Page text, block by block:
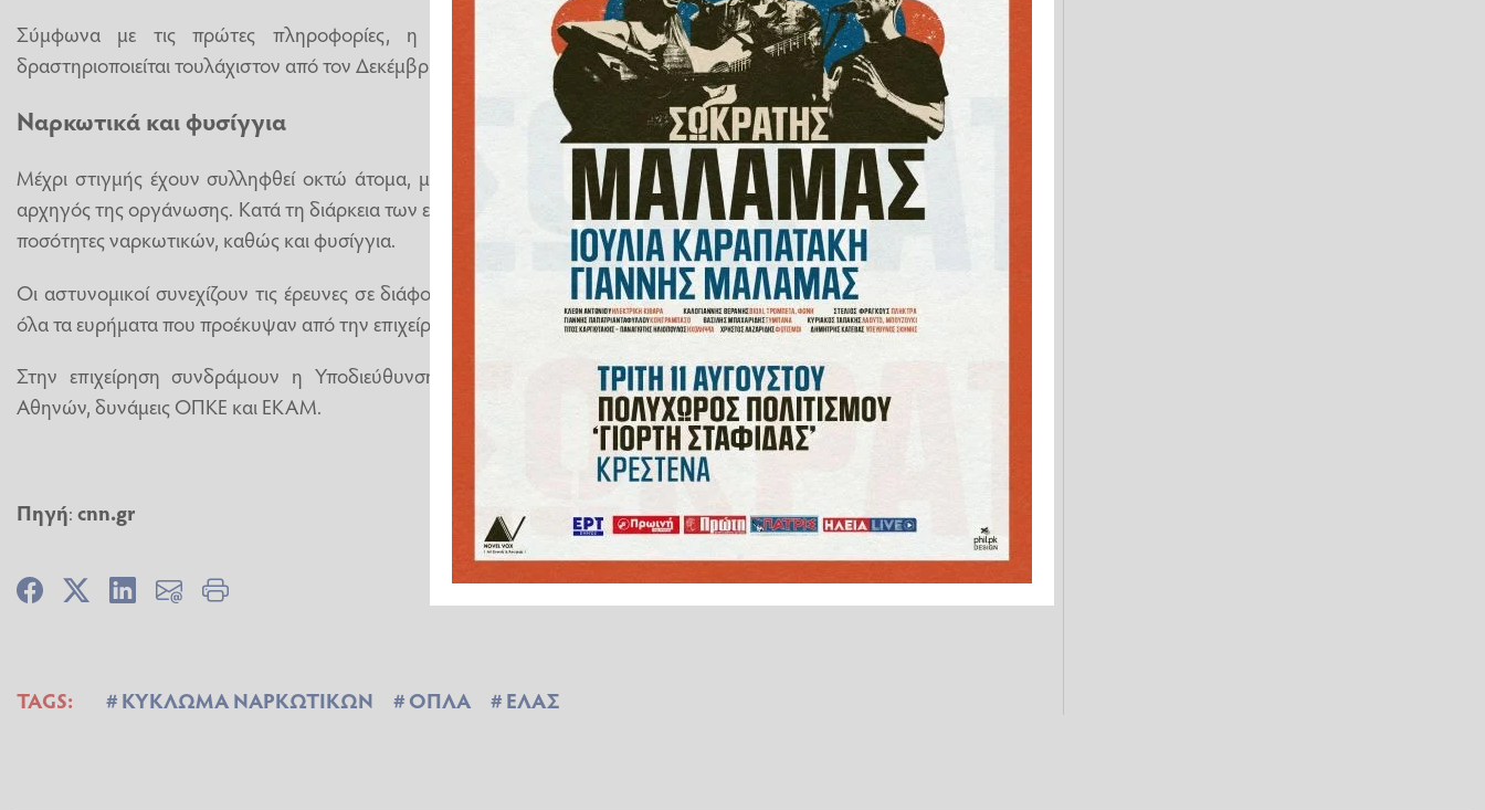
Σύμφωνα με τις πρώτες πληροφορίες, η εγκληματική οργάνωση φέρεται να
δραστηριοποιείται τουλάχιστον από τον Δεκέμβριο του 2025, σύμφωνα με την ΕΡΤ.
Ναρκωτικά και φυσίγγια
Μέχρι στιγμής έχουν συλληφθεί οκτώ άτομα, μεταξύ των οποίων και ο φερόμενος ως
αρχηγός της οργάνωσης. Κατά τη διάρκεια των ερευνών έχουν εντοπιστεί και κατασχεθεί
ποσότητες ναρκωτικών, καθώς και φυσίγγια.
Οι αστυνομικοί συνεχίζουν τις έρευνες σε διάφορα σημεία της Αττικής, ενώ εξετάζονται
όλα τα ευρήματα που προέκυψαν από την επιχείρηση.
Στην επιχείρηση συνδράμουν η Υποδιεύθυνση Δίωξης και Εξιχνίασης Εγκλημάτων
Αθηνών, δυνάμεις ΟΠΚΕ και ΕΚΑΜ.
Πηγή:cnn.gr
TAGS: ΚΥΚΛΩΜΑ ΝΑΡΚΩΤΙΚΩΝ ΟΠΛΑ ΕΛΑΣ